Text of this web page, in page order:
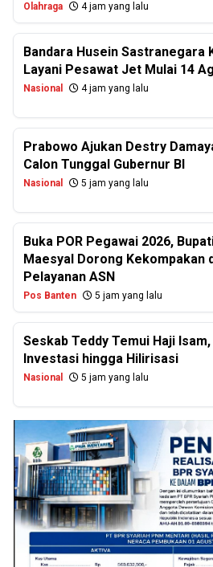
Olahraga 4 jam yang lalu
Bandara Husein Sastranegara
Layani Pesawat Jet Mulai 14
Nasional 4 jam yang lalu
Prabowo Ajukan Destry
Calon Tunggal Gubernur BI
Nasional 5 jam yang lalu
Buka POR Pegawai 2026,
Maesyal Dorong Kekompakan
Pelayanan ASN
Pos Banten 5 jam yang lalu
Seskab Teddy Temui Haji Isam,
Investasi hingga Hilirisasi
Nasional 5 jam yang lalu